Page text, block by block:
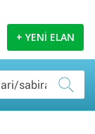
+ YENİ ELAN